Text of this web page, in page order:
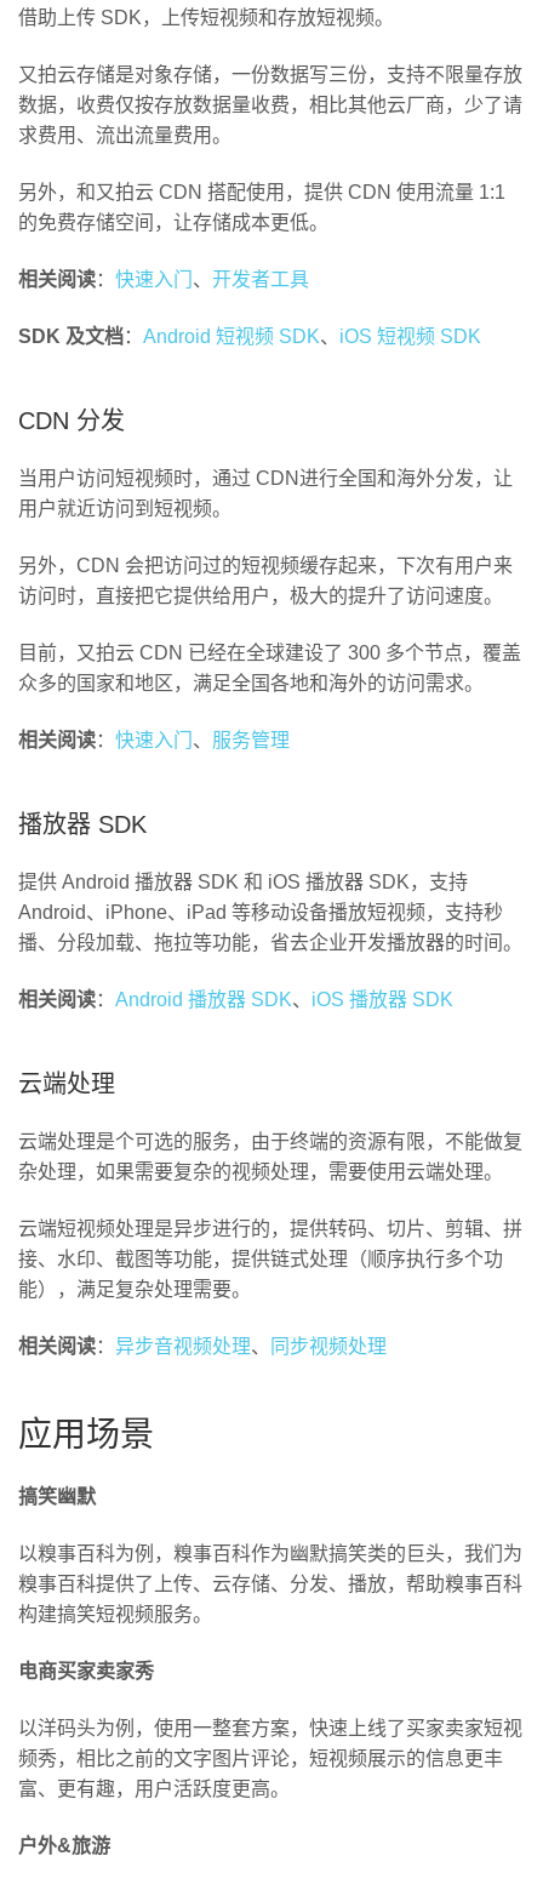
借助上传 SDK，上传短视频和存放短视频。
又拍云存储是对象存储，一份数据写三份，支持不限量存放
数据，收费仅按存放数据量收费，相比其他云厂商，少了请
求费用、流出流量费用。
另外，和又拍云 CDN 搭配使用，提供 CDN 使用流量 1:1
的免费存储空间，让存储成本更低。
相关阅读： 快速入门 、 开发者工具
SDK 及文档： Android 短视频 SDK、 iOS 短视频 SDK
CDN 分发
当用户访问短视频时，通过 CDN进行全国和海外分发，让
用户就近访问到短视频。
另外，CDN 会把访问过的短视频缓存起来，下次有用户来
访问时，直接把它提供给用户，极大的提升了访问速度。
目前，又拍云 CDN 已经在全球建设了 300 多个节点，覆盖
众多的国家和地区，满足全国各地和海外的访问需求。
相关阅读： 快速入门 、 服务管理
播放器 SDK
提供 Android 播放器 SDK 和 iOS 播放器 SDK，支持
Android、iPhone、iPad 等移动设备播放短视频，支持秒
播、分段加载、拖拉等功能，省去企业开发播放器的时间。
相关阅读： Android 播放器 SDK、 iOS 播放器 SDK
云端处理
云端处理是个可选的服务，由于终端的资源有限，不能做复
杂处理，如果需要复杂的视频处理，需要使用云端处理。
云端短视频处理是异步进行的，提供转码、切片、剪辑、拼
接、水印、截图等功能，提供链式处理（顺序执行多个功
能），满足复杂处理需要。
相关阅读： 异步音视频处理、 同步视频处理
应用场景
搞笑幽默
以糗事百科为例，糗事百科作为幽默搞笑类的巨头，我们为
糗事百科提供了上传、云存储、分发、播放，帮助糗事百科
构建搞笑短视频服务。
电商买家卖家秀
以洋码头为例，使用一整套方案，快速上线了买家卖家短视
频秀，相比之前的文字图片评论，短视频展示的信息更丰
富、更有趣，用户活跃度更高。
户外&旅游